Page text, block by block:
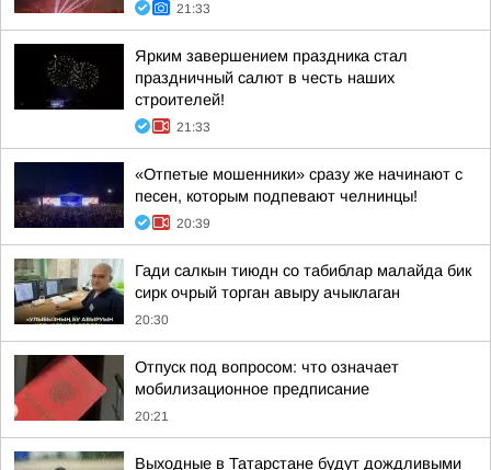
21:33
Ярким завершением праздника стал
праздничный салют в честь наших
строителей!
21:33
«Отпетые мошенники» сразу же начинают с
песен, которым подпевают челнинцы!
20:39
Гади салкын тиюдн со табиблар малайда бик
сирк очрый торган авыру ачыклаган
20:30
Отпуск под вопросом: что означает
мобилизационное предписание
20:21
Выходные в Татарстане будут дождливыми